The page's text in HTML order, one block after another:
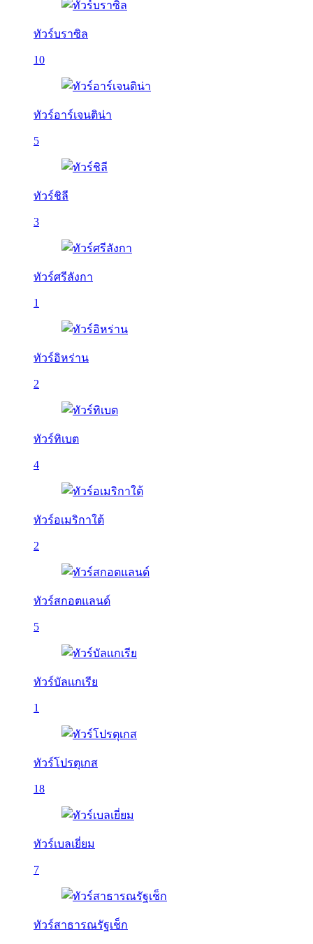
ทัวร์บราซิล
10
ทัวร์อาร์เจนติน่า
5
ทัวร์ชิลี
3
ทัวร์ศรีลังกา
1
ทัวร์อิหร่าน
2
ทัวร์ทิเบต
4
ทัวร์อเมริกาใต้
2
ทัวร์สกอตแลนด์
5
ทัวร์บัลเเกเรีย
1
ทัวร์โปรตุเกส
18
ทัวร์เบลเยี่ยม
7
ทัวร์สาธารณรัฐเช็ก